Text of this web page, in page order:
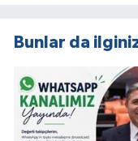
Bunlar da